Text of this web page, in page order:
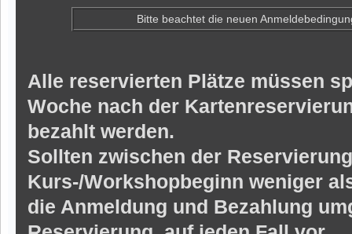
Bitte beachtet die neuen
Alle reservierten Plätze müssen
Woche nach der
bezahlt werden.
Sollten zwischen der
Kurs-/Workshopbeginn weniger
die Anmeldung und Bezahlung